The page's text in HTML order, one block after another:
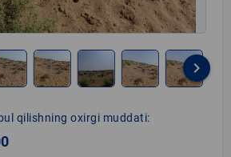
keyboard_arrow_right
qilishning oxirgi muddati: